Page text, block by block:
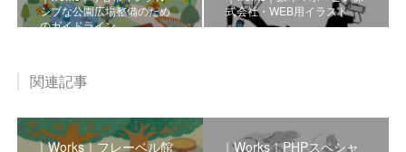
シブな公園広場整備のため
のガイドライン
式会社・WEB用イラスト
関連記事
｜Works｜フレーベル館
｜Works｜PHPスペシャ